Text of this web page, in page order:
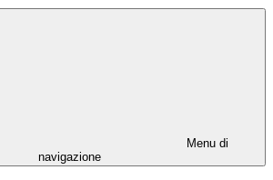
Menu di
navigazione